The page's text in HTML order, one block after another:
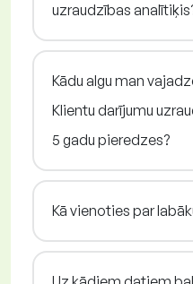
uzraudzības
Kādu algu man
Klientu darījumu
5 gadu pieredzes?
Kā vienoties par